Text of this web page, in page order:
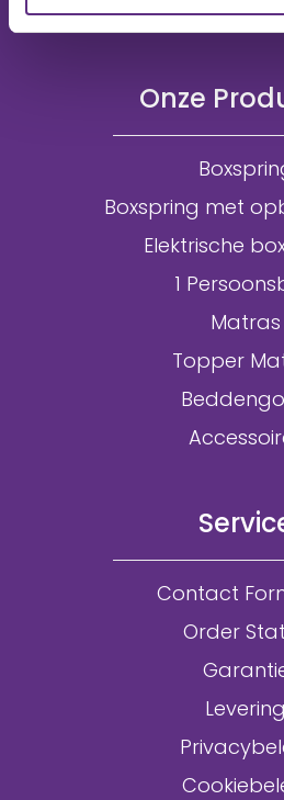
Onze
Boxspring met
Elektrische
1
Matras
Topper
Contact
Order
Levering